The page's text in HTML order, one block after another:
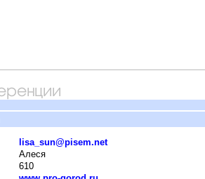
lisa_sun@pisem.net
Алеся
610